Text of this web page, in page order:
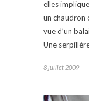
elles
un chaudron
vue d’un
Une
8 juillet 2009